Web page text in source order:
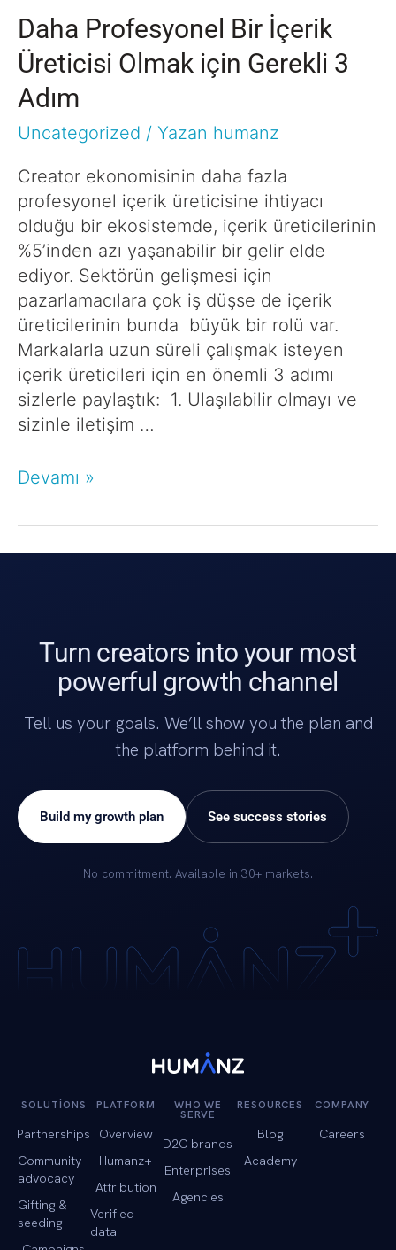
Daha Profesyonel Bir İçerik
Üreticisi Olmak için Gerekli 3
Adım
Uncategorized / Yazan humanz
Creator ekonomisinin daha fazla
profesyonel içerik üreticisine ihtiyacı
olduğu bir ekosistemde, içerik üreticilerinin
%5’inden azı yaşanabilir bir gelir elde
ediyor. Sektörün gelişmesi için
pazarlamacılara çok iş düşse de içerik
üreticilerinin bunda büyük bir rolü var.
Markalarla uzun süreli çalışmak isteyen
içerik üreticileri için en önemli 3 adımı
sizlerle paylaştık: 1. Ulaşılabilir olmayı ve
sizinle iletişim …
Devamı »
Turn creators into your most
powerful growth channel
Tell us your goals. We’ll show you the plan and
the platform behind it.
Build my growth plan See success stories
No commitment. Available in 30+ markets.
SOLUTIONS
Partnerships
Community
advocacy
Gifting &
seeding
PLATFORM
Overview
Humanz+
Attribution
Verified
data
WHO WE
SERVE
D2C brands
Enterprises
Agencies
RESOURCES
Blog
Academy
COMPANY
Careers